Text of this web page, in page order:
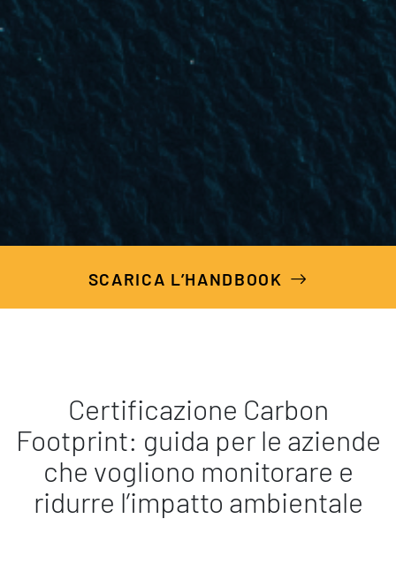
SCARICA L’HANDBOOK
Certificazione Carbon
Footprint: guida per le aziende
che vogliono monitorare e
ridurre l’impatto ambientale